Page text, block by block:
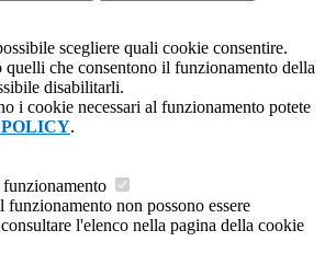
scegliere quali cookie consentire.
quelli che consentono il funzionamento della
disabilitarli.
i cookie necessari al funzionamento potete
.
funzionamento non possono essere
l'elenco nella pagina della cookie